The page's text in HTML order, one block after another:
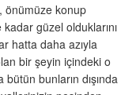
önümüze konup
güzel olduklarını
hatta daha azıyla
bir şeyin içindeki o
bunların dışında